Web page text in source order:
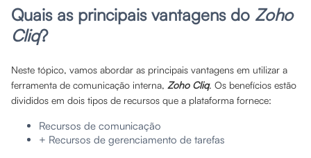
Quais as principais vantagens do Zoho
Cliq?
Neste tópico, vamos abordar as principais vantagens em utilizar a
ferramenta de comunicação interna, Zoho Cliq. Os benefícios estão
divididos em dois tipos de recursos que a plataforma fornece:
Recursos de comunicação
+ Recursos de gerenciamento de tarefas